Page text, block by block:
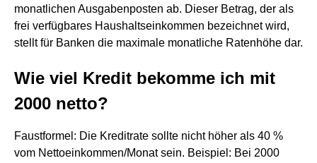
monatlichen Ausgabenposten ab. Dieser Betrag, der als
frei verfügbares Haushaltseinkommen bezeichnet wird,
stellt für Banken die maximale monatliche Ratenhöhe dar.
Wie viel Kredit bekomme ich mit
2000 netto?
Faustformel: Die Kreditrate sollte nicht höher als 40 %
vom Nettoeinkommen/Monat sein. Beispiel: Bei 2000